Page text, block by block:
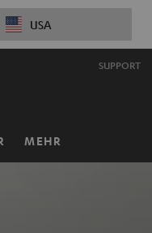
USA
SUPPORT
MEHR